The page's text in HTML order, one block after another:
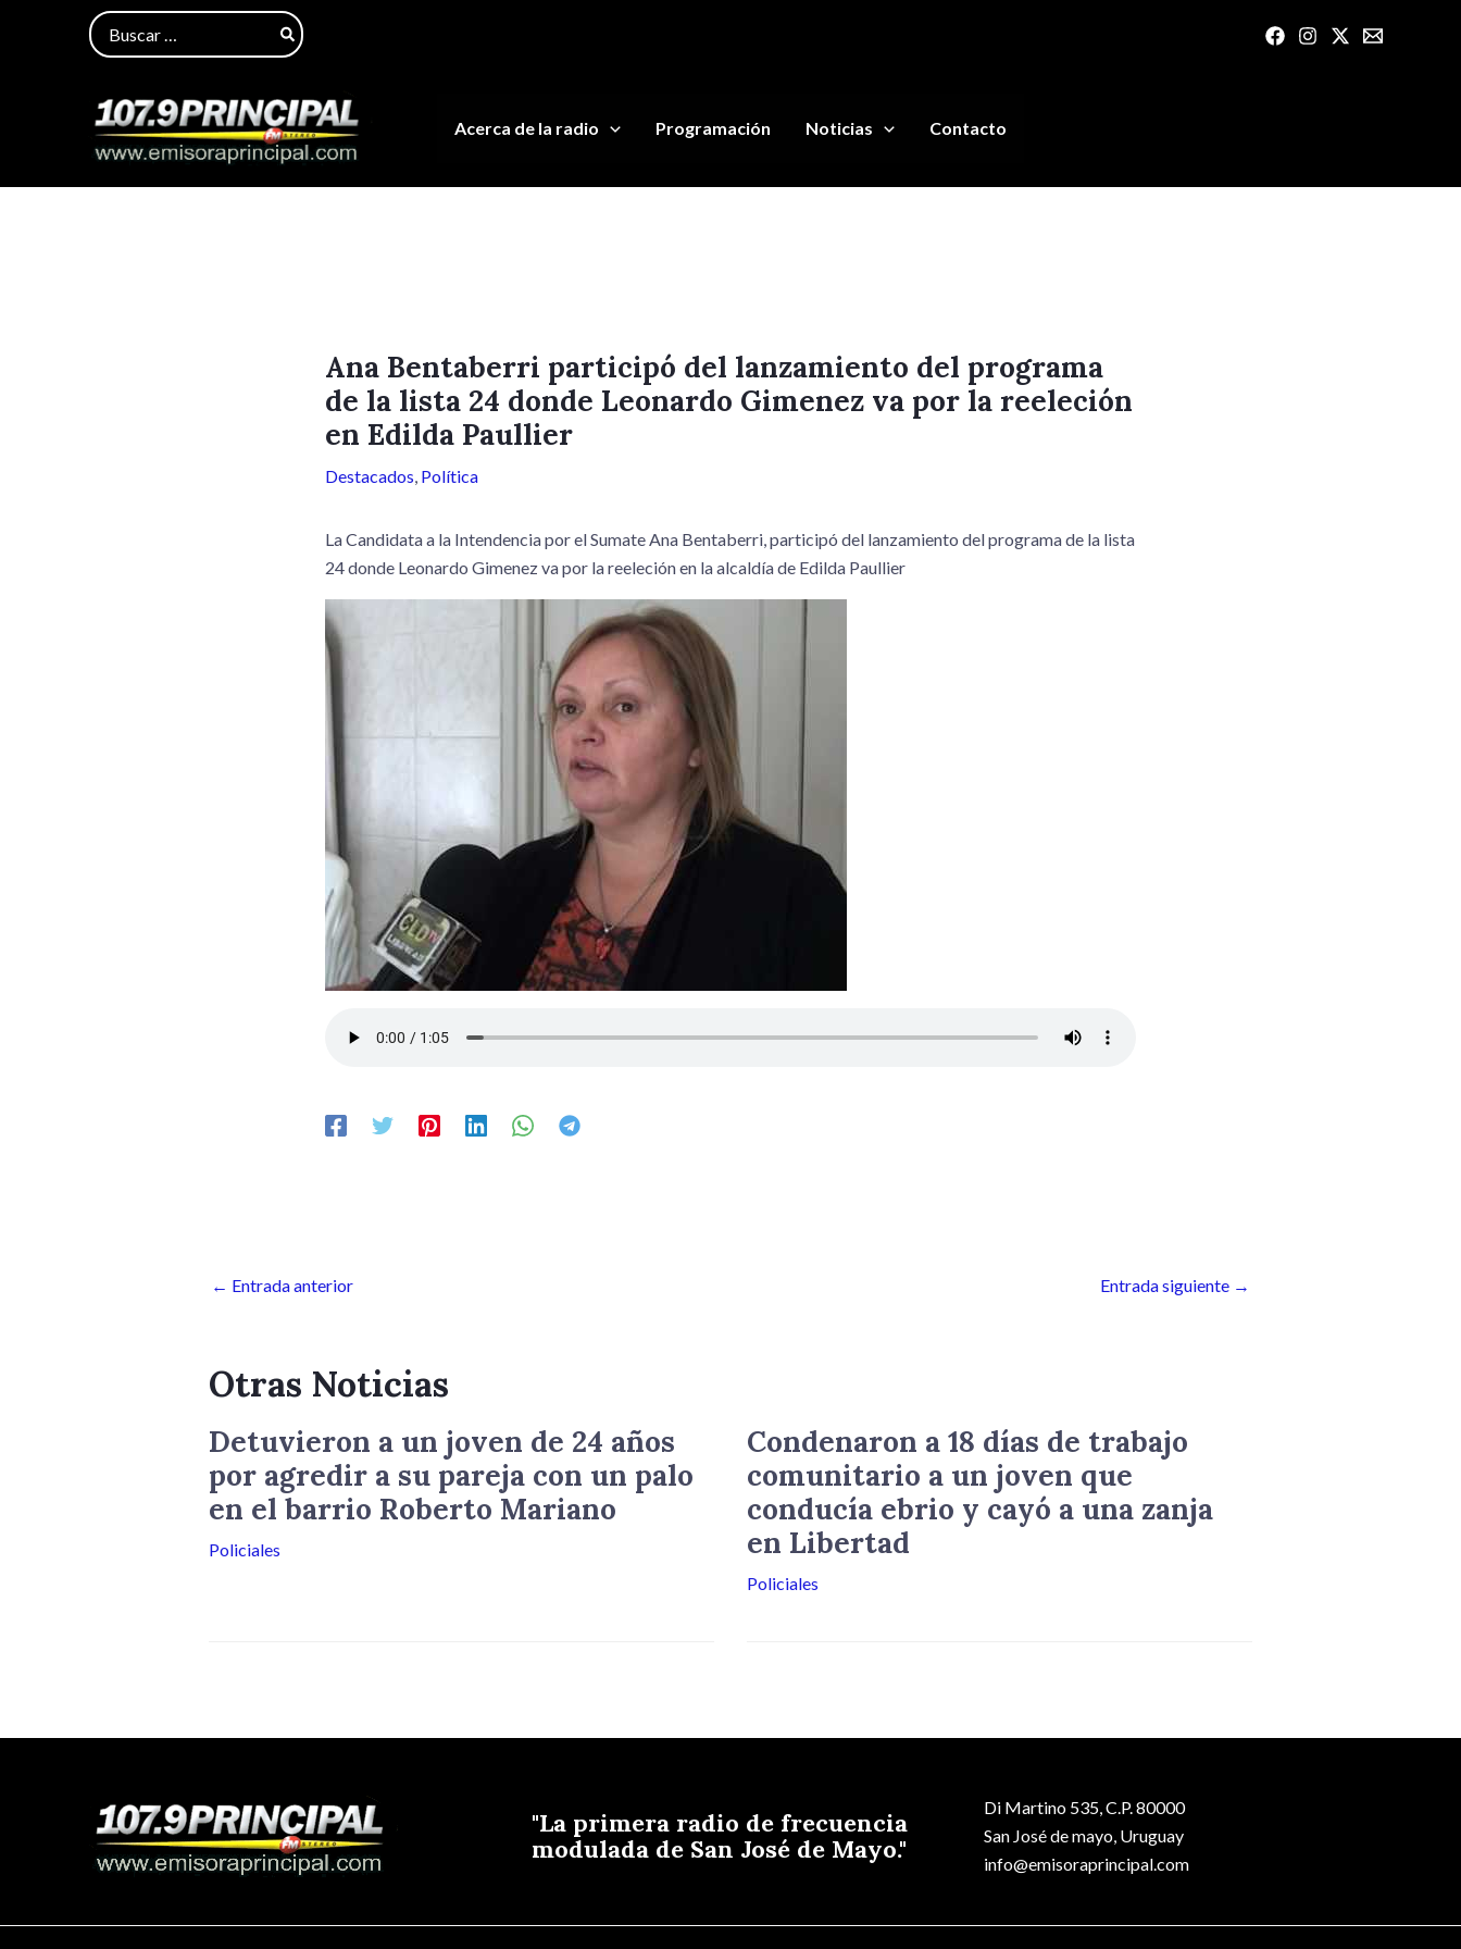
Buscar
por:
Acerca de la radio Programación Noticias Contacto
Ana Bentaberri participó del lanzamiento del programa
de la lista 24 donde Leonardo Gimenez va por la reeleción
en Edilda Paullier
Destacados Política
La Candidata a la Intendencia por el Sumate Ana Bentaberri, participó del lanzamiento del programa de la lista
24 donde Leonardo Gimenez va por la reeleción en la alcaldía de Edilda Paullier
Navegación
← Entrada anterior Entrada siguiente →
Otras Noticias
Detuvieron a un joven de 24 años
por agredir a su pareja con un palo
en el barrio Roberto Mariano
Policiales
Condenaron a 18 días de trabajo
comunitario a un joven que
conducía ebrio y cayó a una zanja
en Libertad
Policiales
"La primera radio de frecuencia
modulada de San José de Mayo."
Di Martino 535, C.P. 80000
San José de mayo, Uruguay
info@emisoraprincipal.com